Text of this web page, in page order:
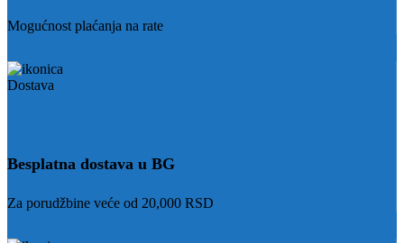
Mogućnost plaćanja na rate
Besplatna dostava u BG
Za porudžbine veće od 20,000 RSD